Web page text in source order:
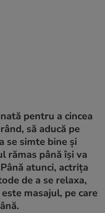
pentru a cincea
să aducă pe
se simte bine și
rămas până își va
atunci, actrița
de a se relaxa,
masajul, pe care